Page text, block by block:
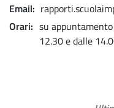
Email
Orari
su
12.30 e dalle